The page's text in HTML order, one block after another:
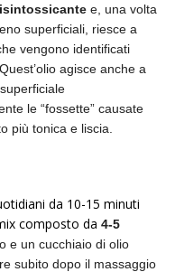
e, una volta
superficiali, riesce a
vengono identificati
agisce anche a
le “fossette” causate
più tonica e liscia.
da 10-15 minuti
composto da 4-5
e un cucchiaio di olio
subito dopo il massaggio